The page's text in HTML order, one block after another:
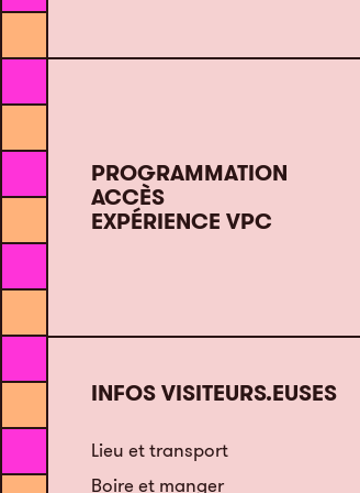
PROGRAMMATION
ACCÈS
EXPÉRIENCE VPC
INFOS VISITEURS.EUSES
Lieu et transport
Boire et manger